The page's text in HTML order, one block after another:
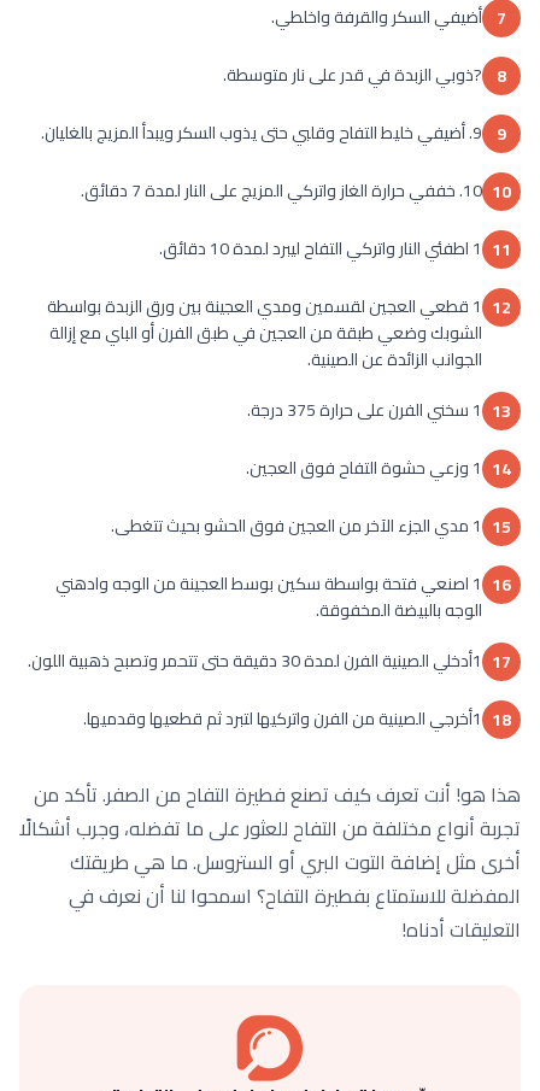
7 أضيفي السكر والقرفة واخلطي.
8 ?ذوبي الزبدة في قدر على نار متوسطة.
9 9. أضيفي خليط التفاح وقلبي حتى يذوب السكر ويبدأ المزيج بالغليان.
10 10. خففي حرارة الغاز واتركي المزيج على النار لمدة 7 دقائق.
11 1 اطفئي النار واتركي التفاح ليبرد لمدة 10 دقائق.
12
1 قطعي العجين لقسمين ومدي العجينة بين ورق الزبدة بواسطة
الشوبك وضعي طبقة من العجين في طبق الفرن أو الباي مع إزالة
الجوانب الزائدة عن الصينية.
13 1 سخني الفرن على حرارة 375 درجة.
14 1 وزعي حشوة التفاح فوق العجين.
15 1 مدي الجزء الآخر من العجين فوق الحشو بحيث تتغطى.
16
1 اصنعي فتحة بواسطة سكين بوسط العجينة من الوجه وادهني
الوجه بالبيضة المخفوقة.
17 1أدخلي الصينية الفرن لمدة 30 دقيقة حتى تتحمر وتصبح ذهبية اللون.
18 1أخرجي الصينية من الفرن واتركيها لتبرد ثم قطعيها وقدميها.
هذا هو! أنت تعرف كيف تصنع فطيرة التفاح من الصفر. تأكد من
تجربة أنواع مختلفة من التفاح للعثور على ما تفضله، وجرب أشكالًا
أخرى مثل إضافة التوت البري أو الستروسل. ما هي طريقتك
المفضلة للاستمتاع بفطيرة التفاح؟ اسمحوا لنا أن نعرف في
التعليقات أدناه!